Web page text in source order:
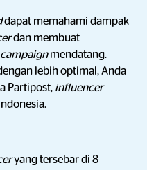
dapat memahami dampak
dan membuat
campaignmendatang.
lebih optimal, Anda
Partipost, influencer
yang tersebar di 8